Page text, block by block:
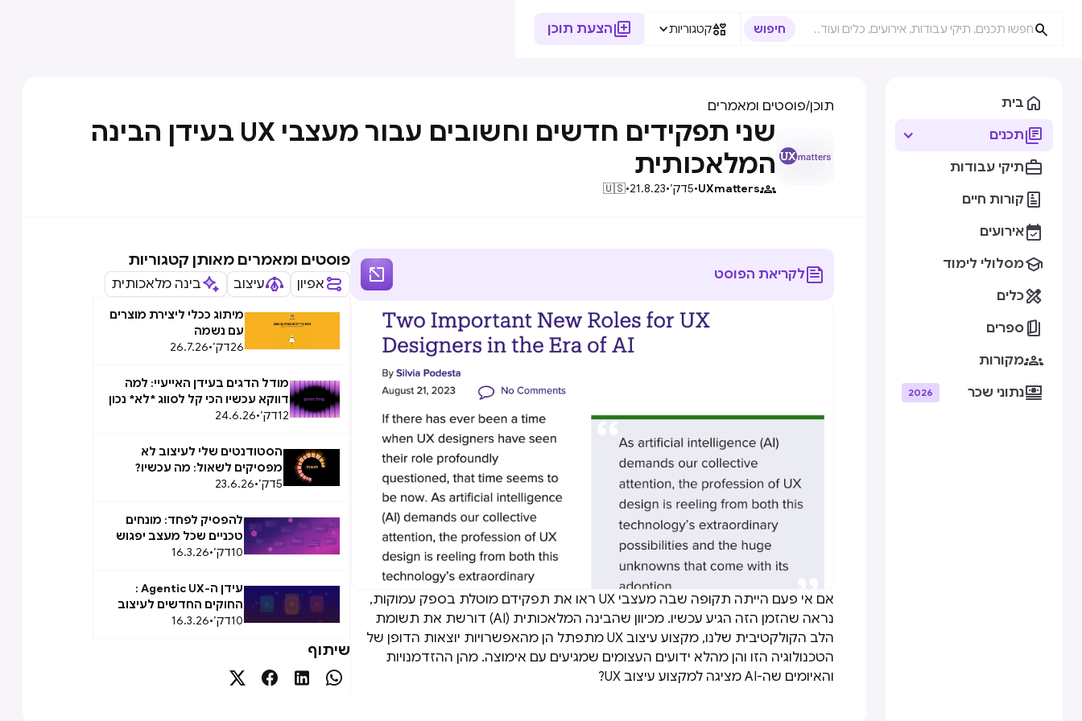

קטגוריות הצעת תוכן
 בית
תכנים
תיקי עבודות
 קורות חיים
אירועים
מסלולי לימוד
כלים
 ספרים
מקורות
נתוני שכר 2026
תוכן/פוסטים ומאמרים
שני תפקידים חדשים וחשובים עבור מעצבי UX בעידן הבינה
המלאכותית

UXmatters
•
5דק׳•
21.8.23
•
🇺🇸
לקריאת הפוסט 
אם אי פעם הייתה תקופה שבה מעצבי UX ראו את תפקידם מוטלת בספק עמוקות,
נראה שהזמן הזה הגיע עכשיו. מכיוון שהבינה המלאכותית (AI) דורשת את תשומת
הלב הקולקטיבית שלנו, מקצוע עיצוב UX מתפתל הן מהאפשרויות יוצאות הדופן של
הטכנולוגיה הזו והן מהלא ידועים העצומים שמגיעים עם אימוצה. מהן ההזדמנויות
והאיומים שה-AI מציגה למקצוע עיצוב UX?
פוסטים ומאמרים מאותן קטגוריות
אפיון עיצוב בינה מלאכותית
מיתוג ככלי ליצירת מוצרים
עם נשמה
26דק׳•
26.7.26
מודל הדגים בעידן האייעיי: למה
דווקא עכשיו הכי קל לסווג *לא* נכון
12דק׳•
24.6.26
הסטודנטים שלי לעיצוב לא
מפסיקים לשאול: מה עכשיו?
5דק׳•
23.6.26
להפסיק לפחד: מונחים
טכניים שכל מעצב יפגוש
ב-2026
10דק׳•
16.3.26
עידן ה-Agentic UX :
החוקים החדשים לעיצוב
Agent Experience (AX)
10דק׳•
16.3.26
שיתוף



